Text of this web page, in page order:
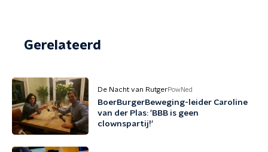
Gerelateerd
De Nacht van RutgerPowNed
BoerBurgerBeweging-leider Caroline
van der Plas: 'BBB is geen
clownspartij!'